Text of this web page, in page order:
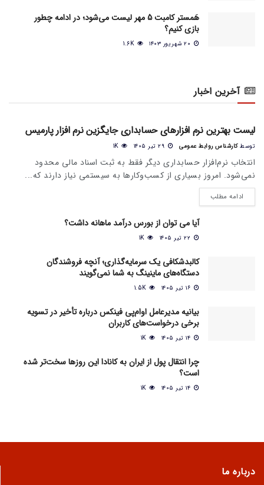
هَمستر کامبت 5 مهر لیست می‌شود؛ در ادامه چطور
بازی کنیم؟
1.6K
آخرین اخبار
اخبار عمومی بازار
لیست بهترین نرم افزارهای حسابداری جایگزین نرم افزار پارمیس
توسط کارشناس روابط عمومی 1K
انتخاب نرم‌افزار حسابداری دیگر فقط به ثبت اسناد مالی محدود
نمی‌شود. امروز بسیاری از کسب‌وکارها به سیستمی نیاز دارند که...
ادامه مطلب
آیا می‌ توان از بورس درآمد ماهانه داشت؟
1K
کالبدشکافی یک سرمایه‌گذاری؛ آنچه فروشندگان
دستگاه‌های ماینینگ به شما نمی‌گویند
1.5K
بیانیه مدیرعامل او‌ام‌پی فینکس درباره تأخیر در تسویه
برخی درخواست‌های کاربران
1K
چرا انتقال پول از ایران به کانادا این روزها سخت‌تر شده
است؟
1K
درباره ما